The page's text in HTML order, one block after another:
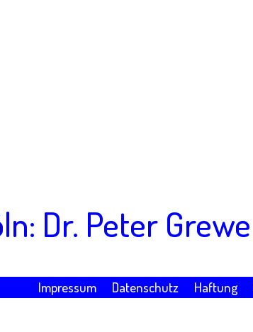
Dr. Peter Grewe
Impressum Datenschutz Haftung